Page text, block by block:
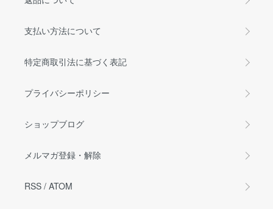
支払い方法について
特定商取引法に基づく表記
プライバシーポリシー
ショップブログ
メルマガ登録・解除
RSS / ATOM